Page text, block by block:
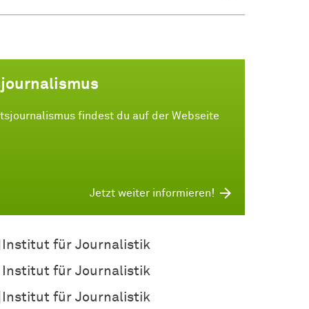
findest du auf der Webseite
Jetzt weiter informieren!
Institut für Journalistik
Institut für Journalistik
Institut für Journalistik